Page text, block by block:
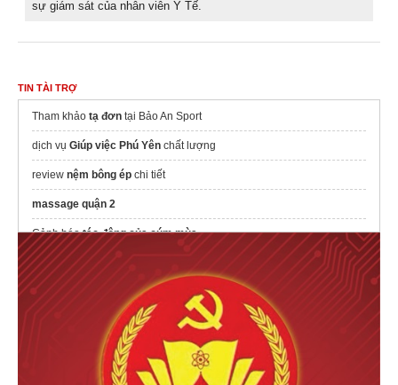
sự giám sát của nhân viên Y Tế.
TIN TÀI TRỢ
Tham khảo tạ đơn tại Bảo An Sport
dịch vụ Giúp việc Phú Yên chất lượng
review nệm bông ép chi tiết
massage quận 2
Cảnh báotác động của cúm mùa
điều trị Thoát vị đĩa đệm nặng
Công Ty TNHH Quốc Tế BiNa Việt Nam https://bina.com.vn/
dây thun buộc hànggiá sỉ